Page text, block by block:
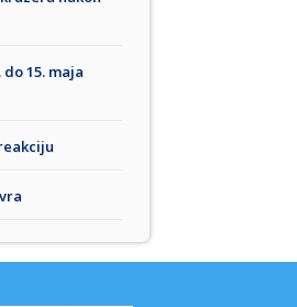
15. maja